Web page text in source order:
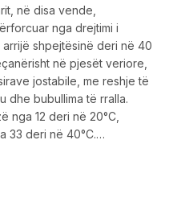
në disa vende,
nga drejtimi i
shpejtësinë deri në 40
në pjesët veriore,
jostabile, me reshje të
dhe bubullima të rralla.
nga 12 deri në 20°C,
33 deri në 40°C.…